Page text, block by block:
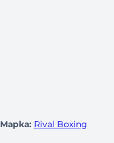
Марка: Rival Boxing